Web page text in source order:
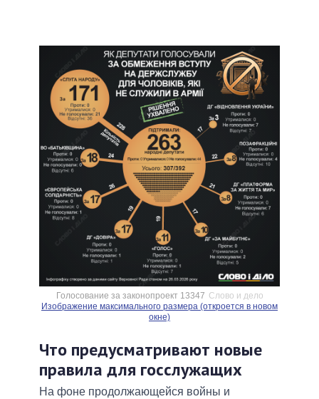
Голосование за законопроект 13347 Слово и дело
Изображение максимального размера (откроется в новом
окне)
Что предусматривают новые
правила для госслужащих
На фоне продолжающейся войны и